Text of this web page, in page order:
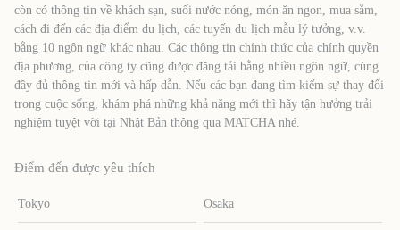
còn có thông tin về khách sạn, suối nước nóng, món ăn ngon, mua sắm,
cách đi đến các địa điểm du lịch, các tuyến du lịch mẫu lý tưởng, v.v.
bằng 10 ngôn ngữ khác nhau. Các thông tin chính thức của chính quyền
địa phương, của công ty cũng được đăng tải bằng nhiều ngôn ngữ, cùng
đầy đủ thông tin mới và hấp dẫn. Nếu các bạn đang tìm kiếm sự thay đổi
trong cuộc sống, khám phá những khả năng mới thì hãy tận hưởng trải
nghiệm tuyệt vời tại Nhật Bản thông qua MATCHA nhé.
Điểm đến được yêu thích
Tokyo Osaka